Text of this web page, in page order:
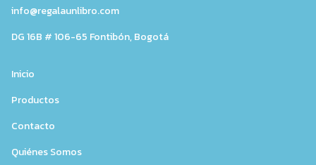
info@regalaunlibro.com
DG 16B # 106-65 Fontibón, Bogotá
Inicio
Productos
Contacto
Quiénes Somos